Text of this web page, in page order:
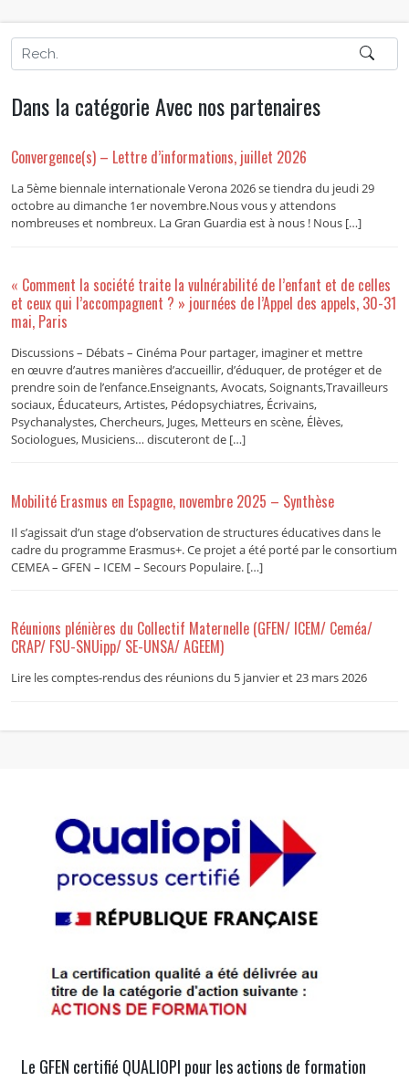
Dans la catégorie Avec nos partenaires
Convergence(s) – Lettre d’informations, juillet 2026
La 5ème biennale internationale Verona 2026 se tiendra du jeudi 29
octobre au dimanche 1er novembre.Nous vous y attendons
nombreuses et nombreux. La Gran Guardia est à nous ! Nous […]
« Comment la société traite la vulnérabilité de l’enfant et de celles
et ceux qui l’accompagnent ? » journées de l’Appel des appels, 30-31
mai, Paris
Discussions – Débats – Cinéma Pour partager, imaginer et mettre
en œuvre d’autres manières d’accueillir, d’éduquer, de protéger et de
prendre soin de l’enfance.Enseignants, Avocats, Soignants,Travailleurs
sociaux, Éducateurs, Artistes, Pédopsychiatres, Écrivains,
Psychanalystes, Chercheurs, Juges, Metteurs en scène, Élèves,
Sociologues, Musiciens… discuteront de […]
Mobilité Erasmus en Espagne, novembre 2025 – Synthèse
Il s’agissait d’un stage d’observation de structures éducatives dans le
cadre du programme Erasmus+. Ce projet a été porté par le consortium
CEMEA – GFEN – ICEM – Secours Populaire. […]
Réunions plénières du Collectif Maternelle (GFEN/ ICEM/ Ceméa/
CRAP/ FSU-SNUipp/ SE-UNSA/ AGEEM)
Lire les comptes-rendus des réunions du 5 janvier et 23 mars 2026
Le GFEN certifié QUALIOPI pour les actions de formation